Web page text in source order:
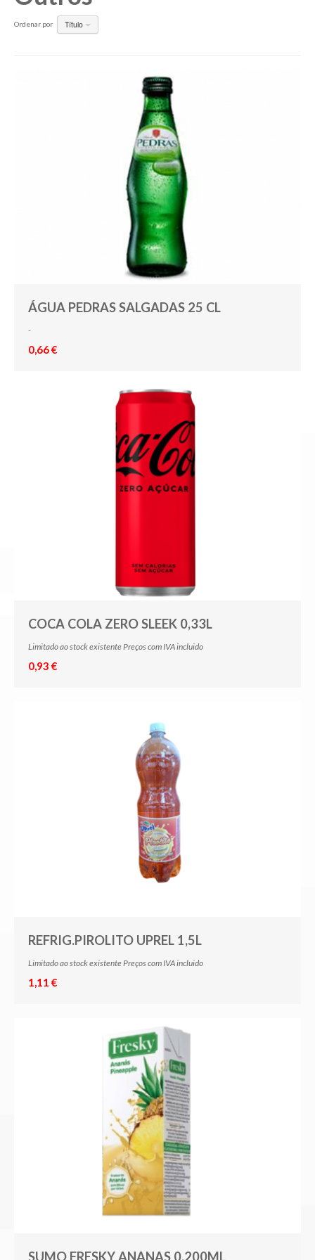
Ordenar por Título
ÁGUA PEDRAS SALGADAS 25 CL
-
0,66 €
COCA COLA ZERO SLEEK 0,33L
Limitado ao stock existente Preços com IVA incluido
0,93 €
REFRIG.PIROLITO UPREL 1,5L
Limitado ao stock existente Preços com IVA incluido
1,11 €
SUMO FRESKY ANANAS 0,200ML